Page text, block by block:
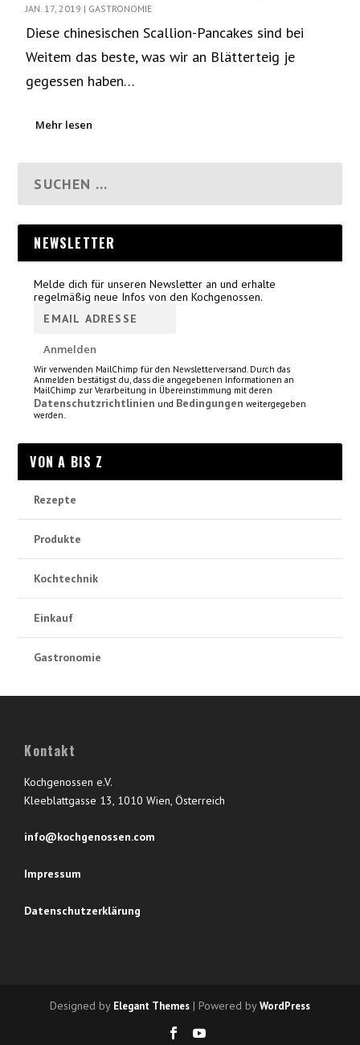
JAN. 17, 2019 | GASTRONOMIE
Diese chinesischen Scallion-Pancakes sind bei
Weitem das beste, was wir an Blätterteig je
gegessen haben…
Mehr lesen
NEWSLETTER
Melde dich für unseren Newsletter an und erhalte
regelmäßig neue Infos von den Kochgenossen.
Wir verwenden MailChimp für den Newsletterversand. Durch das
Anmelden bestätigst du, dass die angegebenen Informationen an
MailChimp zur Verarbeitung in Übereinstimmung mit deren
Datenschutzrichtlinien und Bedingungen weitergegeben
werden.
VON A BIS Z
Rezepte
Produkte
Kochtechnik
Einkauf
Gastronomie
Kontakt
Kochgenossen e.V.
Kleeblattgasse 13, 1010 Wien, Österreich
info@kochgenossen.com
Impressum
Datenschutzerklärung
Designed by Elegant Themes | Powered byWordPress